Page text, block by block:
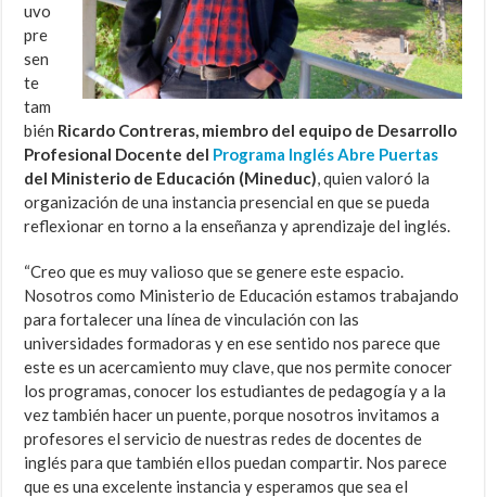
uvo
pre
sen
te
tam
bién Ricardo Contreras, miembro del equipo de Desarrollo
Profesional Docente del Programa Inglés Abre Puertas
del Ministerio de Educación (Mineduc), quien valoró la
organización de una instancia presencial en que se pueda
reflexionar en torno a la enseñanza y aprendizaje del inglés.
“Creo que es muy valioso que se genere este espacio.
Nosotros como Ministerio de Educación estamos trabajando
para fortalecer una línea de vinculación con las
universidades formadoras y en ese sentido nos parece que
este es un acercamiento muy clave, que nos permite conocer
los programas, conocer los estudiantes de pedagogía y a la
vez también hacer un puente, porque nosotros invitamos a
profesores el servicio de nuestras redes de docentes de
inglés para que también ellos puedan compartir. Nos parece
que es una excelente instancia y esperamos que sea el